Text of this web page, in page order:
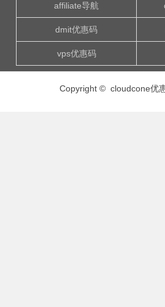
affiliate导航
dmit优惠码
vps优惠码
Copyright © cloudcone优